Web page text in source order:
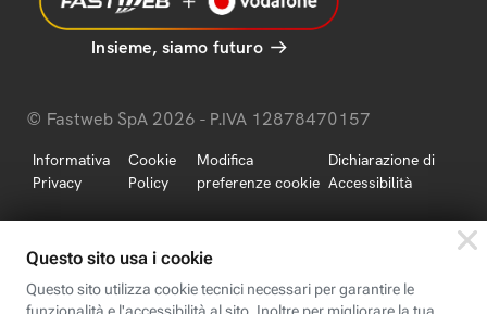
Insieme, siamo futuro
© Fastweb SpA 2026 - P.IVA 12878470157
Informativa
Privacy
Cookie
Policy
Modifica
preferenze cookie
Dichiarazione di
Accessibilità